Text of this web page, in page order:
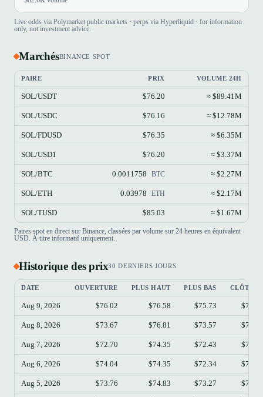
Live odds via Polymarket public markets · perps via Hyperliquid · for information
only, not investment advice.
MarchésBINANCE SPOT
PAIRE PRIX VOLUME 24H
SOL/USDT $76.20 ≈ $89.41M
SOL/USDC $76.16 ≈ $12.78M
SOL/FDUSD $76.35 ≈ $6.35M
SOL/USD1 $76.20 ≈ $3.37M
SOL/BTC 0.0011758 BTC ≈ $2.27M
SOL/ETH 0.03978 ETH ≈ $2.17M
SOL/TUSD $85.03 ≈ $1.67M
Paires spot en direct sur Binance, classées par volume sur 24 heures en équivalent
USD. À titre informatif uniquement.
Historique des prix30 DERNIERS JOURS
DATE OUVERTURE PLUS HAUT PLUS BAS CLÔTURE
Aug 9, 2026 $76.02 $76.58 $75.73 $76.27
Aug 8, 2026 $73.67 $76.81 $73.57 $76.01
Aug 7, 2026 $72.70 $74.35 $72.43 $73.66
Aug 6, 2026 $74.04 $74.35 $72.34 $72.70
Aug 5, 2026 $73.76 $74.83 $73.27 $74.04